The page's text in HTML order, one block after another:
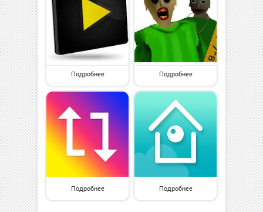
Подробнее Подробнее
Подробнее Подробнее